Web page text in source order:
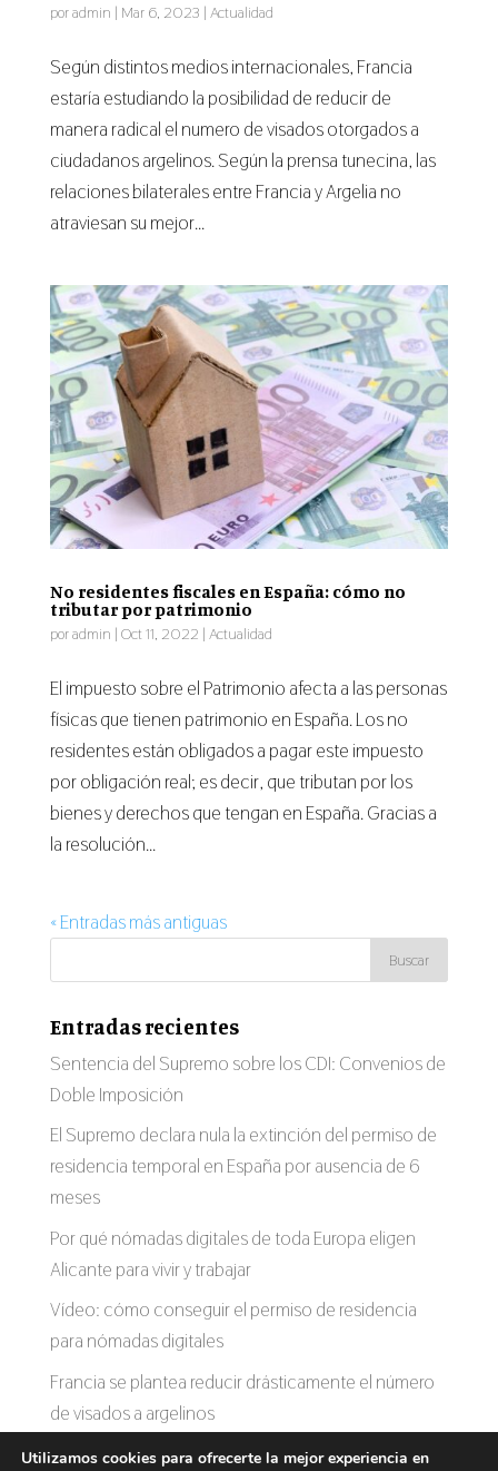
poradmin | Mar 6, 2023 | Actualidad
Según distintos medios internacionales, Francia
estaría estudiando la posibilidad de reducir de
manera radical el numero de visados otorgados a
ciudadanos argelinos. Según la prensa tunecina, las
relaciones bilaterales entre Francia y Argelia no
atraviesan su mejor...
No residentes fiscales en España: cómo no
tributar por patrimonio
poradmin | Oct 11, 2022 | Actualidad
El impuesto sobre el Patrimonio afecta a las personas
físicas que tienen patrimonio en España. Los no
residentes están obligados a pagar este impuesto
por obligación real; es decir, que tributan por los
bienes y derechos que tengan en España. Gracias a
la resolución...
« Entradas más antiguas
Entradas recientes
Sentencia del Supremo sobre los CDI: Convenios de
Doble Imposición
El Supremo declara nula la extinción del permiso de
residencia temporal en España por ausencia de 6
meses
Por qué nómadas digitales de toda Europa eligen
Alicante para vivir y trabajar
Vídeo: cómo conseguir el permiso de residencia
para nómadas digitales
Francia se plantea reducir drásticamente el número
de visados a argelinos
Utilizamos cookies para ofrecerte la mejor experiencia en